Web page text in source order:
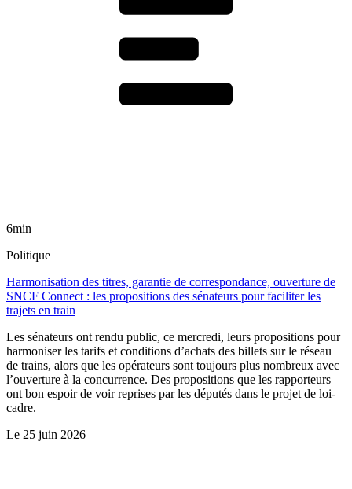
6min
Politique
Harmonisation des titres, garantie de correspondance, ouverture de
SNCF Connect : les propositions des sénateurs pour faciliter les
trajets en train
Les sénateurs ont rendu public, ce mercredi, leurs propositions pour
harmoniser les tarifs et conditions d’achats des billets sur le réseau
de trains, alors que les opérateurs sont toujours plus nombreux avec
l’ouverture à la concurrence. Des propositions que les rapporteurs
ont bon espoir de voir reprises par les députés dans le projet de loi-
cadre.
Le 25 juin 2026